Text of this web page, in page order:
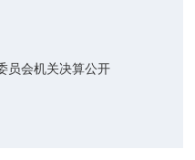
员会机关决算公开